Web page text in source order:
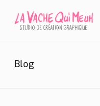
Blog